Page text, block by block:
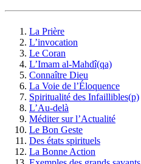
La Prière
L’invocation
Le Coran
L’Imam al-Mahdî(qa)
Connaître Dieu
La Voie de l’Éloquence
Spiritualité des Infaillibles(p)
L’Au-delà
Méditer sur l’Actualité
Le Bon Geste
Des états spirituels
La Bonne Action